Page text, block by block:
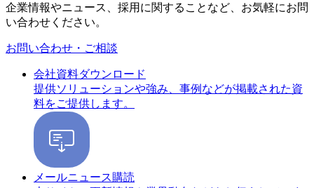
企業情報やニュース、採用に関することなど、お気軽にお問
い合わせください。
お問い合わせ・ご相談
会社資料ダウンロード
提供ソリューションや強み、事例などが掲載された資
料をご提供します。
メールニュース購読